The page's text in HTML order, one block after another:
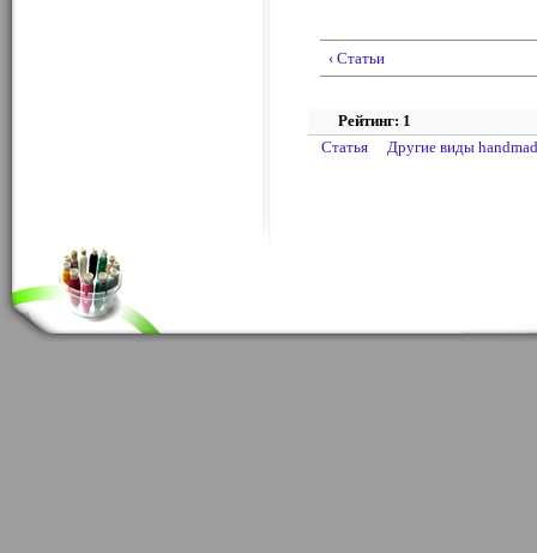
‹ Статьи
Рейтинг: 1
Статья
Другие виды